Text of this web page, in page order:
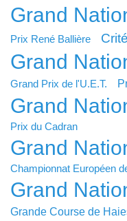
Grand
Prix René Ballière
Grand
Grand Prix de l'U.E.T.
Grand
Prix du Cadran
Grand
Championnat Européen
Grand
Grande Course de